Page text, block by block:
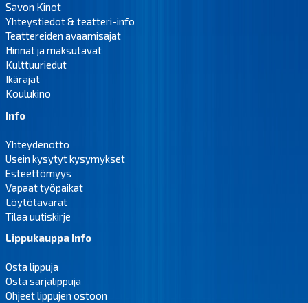
Savon Kinot
Yhteystiedot & teatteri-info
Teattereiden avaamisajat
Hinnat ja maksutavat
Kulttuuriedut
Ikärajat
Koulukino
Info
Yhteydenotto
Usein kysytyt kysymykset
Esteettömyys
Vapaat työpaikat
Löytötavarat
Tilaa uutiskirje
Lippukauppa Info
Osta lippuja
Osta sarjalippuja
Ohjeet lippujen ostoon